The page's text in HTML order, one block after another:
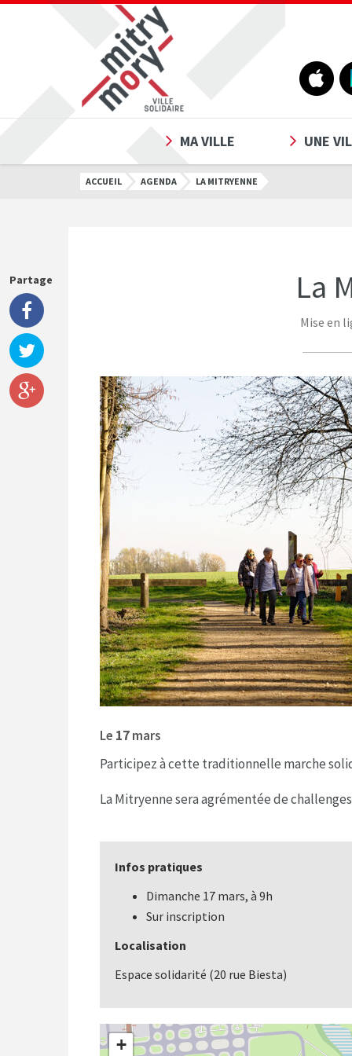
Gestion des traceurs
MA VILLE UNE
ACCUEIL AGENDA LA MITRYENNE
La
Mise en
Le 17mars
Participez à cette traditionnelle marche
La Mitryenne sera agrémentée de
Infos pratiques
Dimanche 17 mars, à 9h
Sur inscription
Localisation
Espace solidarité (20 rue Biesta)
+